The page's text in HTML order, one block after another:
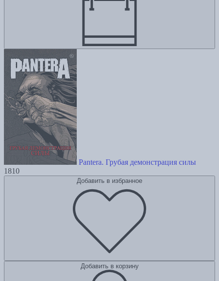
Pantera. Грубая демонстрация силы
1810
Добавить в избранное
Добавить в корзину